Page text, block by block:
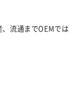
流通までOEMで